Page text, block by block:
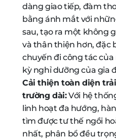
dàng giao tiếp, đàm
bằng ánh mắt với
sau, tạo ra một không
và thân thiện hơn, đặc
chuyến đi công tác
kỳ nghỉ dưỡng của gia
Cải thiện toàn diện
trường dài:Với hệ
linh hoạt đa hướng,
tìm được tư thế ngồi
nhất, phân bổ đều